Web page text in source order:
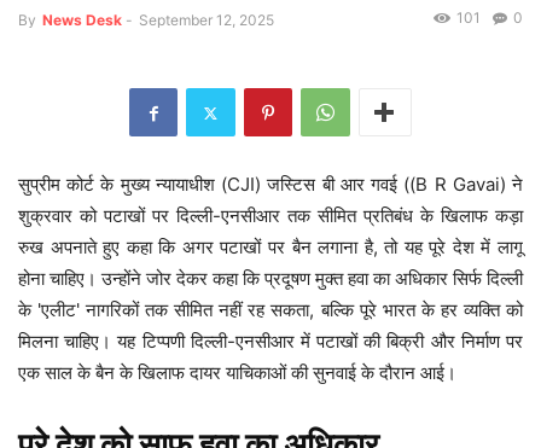
By News Desk - September 12, 2025 0
101
सुप्रीम कोर्ट के मुख्य न्यायाधीश (CJI) जस्टिस बी आर गवई ((B R Gavai) ने
शुक्रवार को पटाखों पर दिल्ली-एनसीआर तक सीमित प्रतिबंध के खिलाफ कड़ा
रुख अपनाते हुए कहा कि अगर पटाखों पर बैन लगाना है, तो यह पूरे देश में लागू
होना चाहिए। उन्होंने जोर देकर कहा कि प्रदूषण मुक्त हवा का अधिकार सिर्फ दिल्ली
के 'एलीट' नागरिकों तक सीमित नहीं रह सकता, बल्कि पूरे भारत के हर व्यक्ति को
मिलना चाहिए। यह टिप्पणी दिल्ली-एनसीआर में पटाखों की बिक्री और निर्माण पर
एक साल के बैन के खिलाफ दायर याचिकाओं की सुनवाई के दौरान आई।